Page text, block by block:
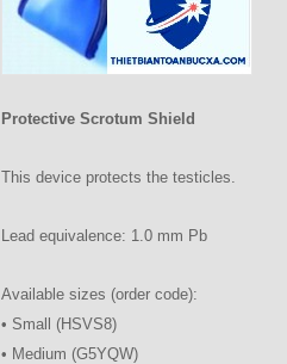
Protective Scrotum Shield
This device protects the testicles.
Lead equivalence: 1.0 mm Pb
Available sizes (order code):
• Small (HSVS8)
• Medium (G5YQW)